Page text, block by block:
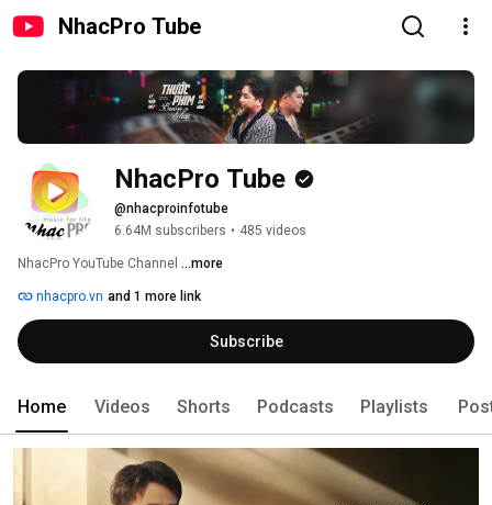
NhacPro Tube
NhacPro Tube
@nhacproinfotube
6.64M subscribers • 485 videos
NhacPro YouTube Channel ...more
nhacpro.vn and 1 more link
Subscribe
Home Videos Shorts Podcasts Playlists